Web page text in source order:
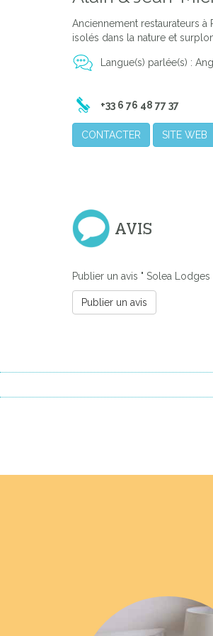
Anciennement restaurateurs
isolés dans la nature et
Langue(s) parlée(s) :
+33 6 76 48 77 37
CONTACTER SITE WEB
AVIS
Publier un avis " Solea
Publier un avis